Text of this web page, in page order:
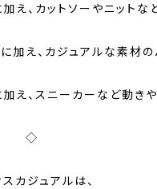
え、カットソーやニットな
加え、カジュアルな素材
加え、スニーカーなど動き
◇
スカジュアルは、